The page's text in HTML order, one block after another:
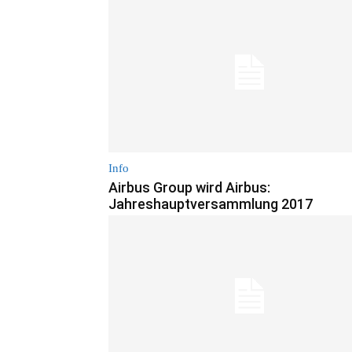
Info
Airbus Group wird Airbus:
Jahreshauptversammlung 2017